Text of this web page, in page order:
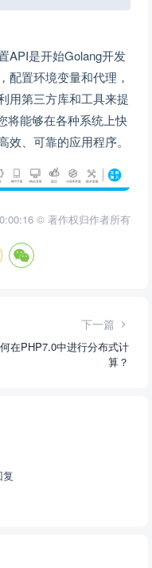
API是开始Golang开发
配置环境变量和代理，
用第三方库和工具来提
将能够在各种系统上快
、可靠的应用程序。
© 著作权归作者所有
下一篇
在PHP7.0中进行分布式计
算？